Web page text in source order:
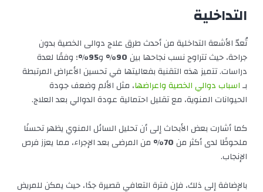
التداخلية
تُعدّ الأشعة التداخلية من أحدث طرق علاج دوالى الخصية بدون
جراحة، حيث تتراوح نسب نجاحها بين90% و95%
؛ وفقًا لعدة
دراسات. تتميز هذه التقنية بفعاليتها في تحسين الأعراض المرتبطة
بـاسباب دوالي الخصية واعراضها، مثل الألم وضعف جودة
الحيوانات المنوية، مع تقليل احتمالية عودة الدوالي بعد العلاج.
كما أشارت بعض الأبحاث إلى أن تحليل السائل المنوي يظهر تحسنًا
ملحوظًا لدى أكثر من70%
من المرضى بعد الإجراء، مما يعزز فرص
الإنجاب.
بالإضافة إلى ذلك، فإن فترة التعافي قصيرة جدًا، حيث يمكن للمريض